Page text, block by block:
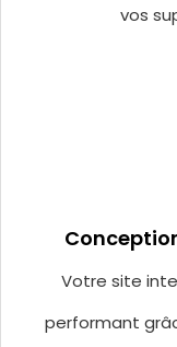
vos
Votre site
performant